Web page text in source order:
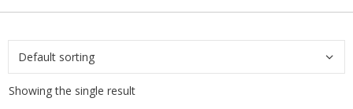
Showing the single result